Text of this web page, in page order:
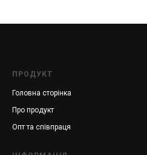
ПРОДУКТ
Головна сторінка
Про продукт
Опт та співпраця